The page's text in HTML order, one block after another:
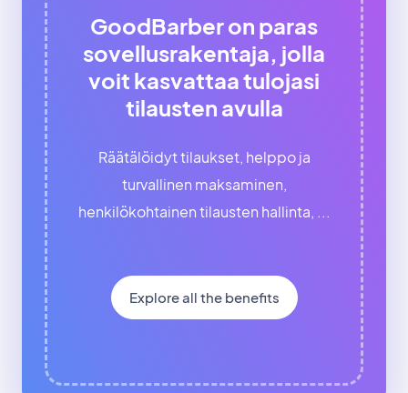
GoodBarber on paras
sovellusrakentaja, jolla
voit kasvattaa tulojasi
tilausten avulla
Räätälöidyt tilaukset, helppo ja
turvallinen maksaminen,
henkilökohtainen tilausten hallinta, ...
Explore all the benefits